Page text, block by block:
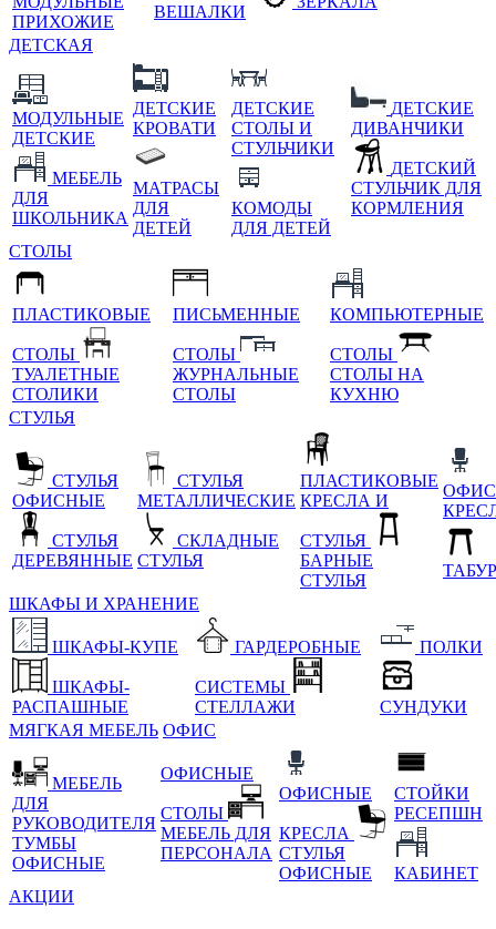
ПРИХОЖИЕ
ВЕШАЛКИ
ДЕТСКАЯ
МОДУЛЬНЫЕ
ДЕТСКИЕ
МЕБЕЛЬ
ДЛЯ
ШКОЛЬНИКА
ДЕТСКИЕ
КРОВАТИ
МАТРАСЫ
ДЛЯ
ДЕТЕЙ
ДЕТСКИЕ
СТОЛЫ И
СТУЛЬЧИКИ
КОМОДЫ
ДЛЯ ДЕТЕЙ
ДЕТСКИЕ
ДИВАНЧИКИ
ДЕТСКИЙ
СТУЛЬЧИК ДЛЯ
КОРМЛЕНИЯ
СТОЛЫ
ПЛАСТИКОВЫЕ
СТОЛЫ
ТУАЛЕТНЫЕ
СТОЛИКИ
ПИСЬМЕННЫЕ
СТОЛЫ
ЖУРНАЛЬНЫЕ
СТОЛЫ
КОМПЬЮТЕРНЫЕ
СТОЛЫ
СТОЛЫ НА
КУХНЮ
СТУЛЬЯ
СТУЛЬЯ
ОФИСНЫЕ
СТУЛЬЯ
ДЕРЕВЯННЫЕ
СТУЛЬЯ
МЕТАЛЛИЧЕСКИЕ
СКЛАДНЫЕ
СТУЛЬЯ
ПЛАСТИКОВЫЕ
КРЕСЛА И
СТУЛЬЯ
БАРНЫЕ
СТУЛЬЯ
ШКАФЫ И ХРАНЕНИЕ
ШКАФЫ-КУПЕ
ШКАФЫ-
РАСПАШНЫЕ
ГАРДЕРОБНЫЕ
СИСТЕМЫ
СТЕЛЛАЖИ
ПОЛКИ
СУНДУКИ
МЯГКАЯ МЕБЕЛЬ ОФИС
МЕБЕЛЬ
ДЛЯ
РУКОВОДИТЕЛЯ
ТУМБЫ
ОФИСНЫЕ
ОФИСНЫЕ
СТОЛЫ
МЕБЕЛЬ ДЛЯ
ПЕРСОНАЛА
ОФИСНЫЕ
КРЕСЛА
СТУЛЬЯ
ОФИСНЫЕ
СТОЙКИ
РЕСЕПШН
КАБИНЕТ
АКЦИИ